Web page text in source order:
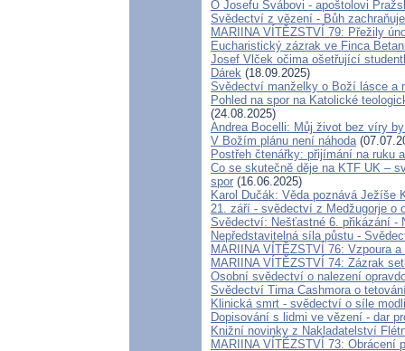
O Josefu Švábovi - apoštolovi
Svědectví z vězení - Bůh zachraňuje
MARIINA VÍTĚZSTVÍ 79: Přežily
Eucharistický zázrak ve Finca
Josef Vlček očima ošetřující
Dárek (18.09.2025)
Svědectví manželky o Boží lásce a
Pohled na spor na Katolické
(24.08.2025)
Andrea Bocelli: Můj život bez víry
V Božím plánu není náhoda
Postřeh čtenářky: přijímání na
Co se skutečně děje na KTF UK –
spor (16.06.2025)
Karol Dučák: Věda poznává Ježíše
21. září - svědectví z Medžugorje o
Svědectví: Nešťastné 6. přikázání -
Nepředstavitelná síla půstu -
MARIINA VÍTĚZSTVÍ 76: Vzpoura
MARIINA VÍTĚZSTVÍ 74: Zázrak
Osobní svědectví o nalezení
Svědectví Tima Cashmora o
Klinická smrt - svědectví o síle
Dopisování s lidmi ve vězení - dar
Knižní novinky z Nakladatelství
MARIINA VÍTĚZSTVÍ 73: Obrácení